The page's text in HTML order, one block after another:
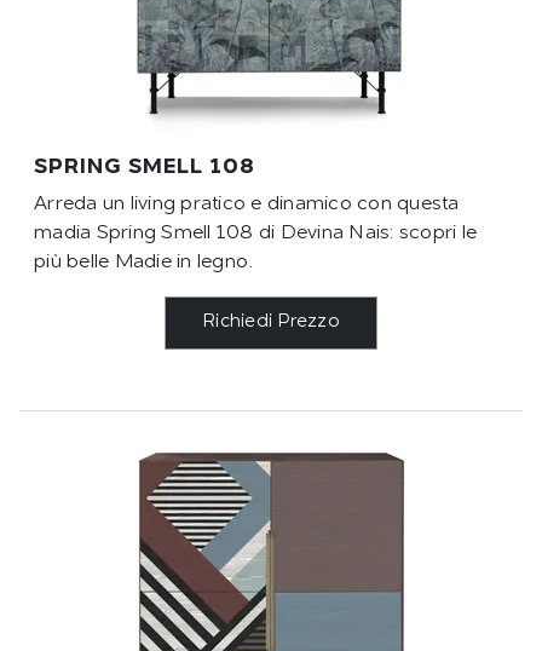
SPRING SMELL 108
Arreda un living pratico e dinamico con questa
madia Spring Smell 108 di Devina Nais: scopri le
più belle Madie in legno.
Richiedi Prezzo